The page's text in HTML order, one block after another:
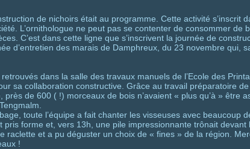
de nichoirs était au programme. Cette activité s’inscrit
L’ornithologue ne peut pas se contenter de consommer de
C’est dans cette ligne que s’inscrivent la journée de
d’entretien des marais de Damphreux, du 23 novembre qui,
dans la salle des travaux manuels de l’Ecole des
sa collaboration constructive. Grâce au travail préparatoire
de 600 ( !) morceaux de bois n’avaient « plus qu’à » être
toute l’équipe a fait chanter les visseuses avec beaucoup
forme et, vers 13h, une pile impressionnante trônait devant
raclette et a pu déguster un choix de « fines » de la région.
!